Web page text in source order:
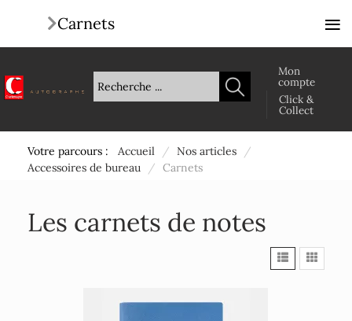
Mon
compte
Click &
Collect
Votre parcours : Accueil / Nos articles
/
Accessoires de bureau
/ Carnets
Les carnets de notes
Carnets ≡